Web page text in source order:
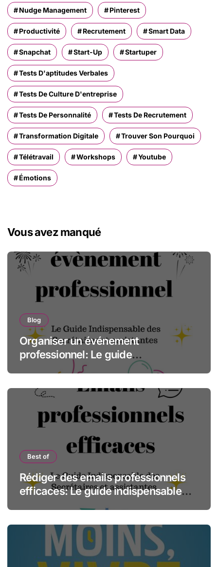
Nudge Management Pinterest
Productivité Recrutement Smart Data
Snapchat Start-Up Startuper
Tests D'aptitudes Verbales
Tests De Culture D'entreprise
Tests De Personnalité Tests De Recrutement
Transformation Digitale Trouver Son Pourquoi
Télétravail Workshops Youtube
Émotions
Vous avez manqué
Blog
Organiser un événement
professionnel: Le guide
indispensable des assistantes et
Best of
Rédiger des emails professionnels
efficaces: Le guide indispensable
des assistantes et secrétaires